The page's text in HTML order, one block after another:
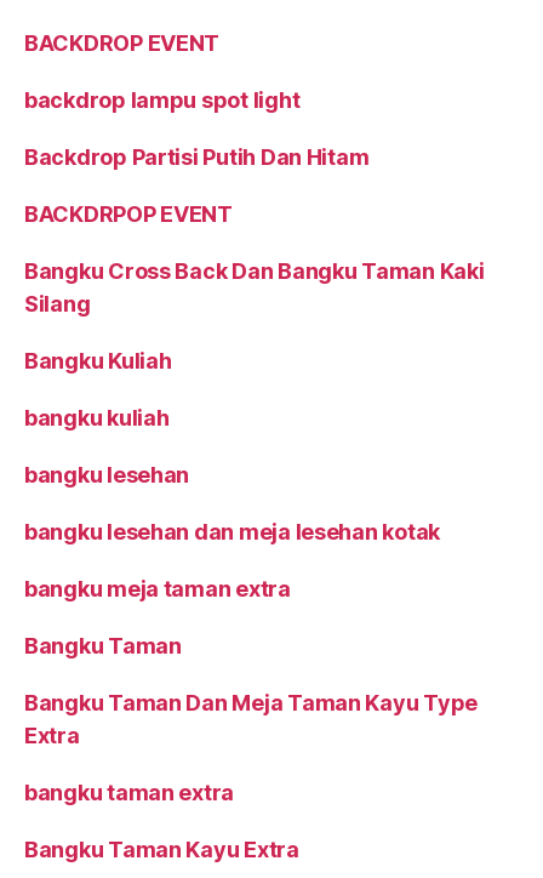
BACKDROP EVENT
backdrop lampu spot light
Backdrop Partisi Putih Dan Hitam
BACKDRPOP EVENT
Bangku Cross Back Dan Bangku Taman Kaki
Silang
Bangku Kuliah
bangku kuliah
bangku lesehan
bangku lesehan dan meja lesehan kotak
bangku meja taman extra
Bangku Taman
Bangku Taman Dan Meja Taman Kayu Type
Extra
bangku taman extra
Bangku Taman Kayu Extra